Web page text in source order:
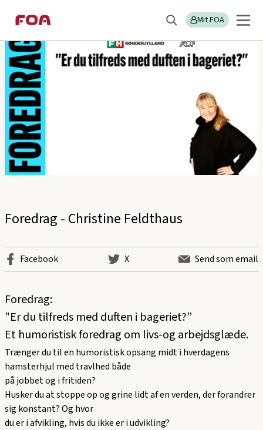
til
hovedindhold
til
hovedmenu
Søg Mit FOA
menu
FOA Sønderjylland
Foredrag - Christine Feldthaus
Facebook X Send som email
Foredrag:
"Er du tilfreds med duften i bageriet?”
Et humoristisk foredrag om livs-og arbejdsglæde.
Trænger du til en humoristisk opsang midt i hverdagens
hamsterhjul med travlhed både
på jobbet og i fritiden?
Husker du at stoppe op og grine lidt af en verden, der forandrer
sig konstant? Og hvor
du er i afvikling, hvis du ikke er i udvikling?